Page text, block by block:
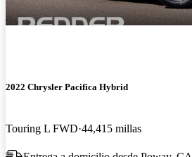
2022 Chrysler Pacifica Hybrid
Touring L FWD 44,415 millas